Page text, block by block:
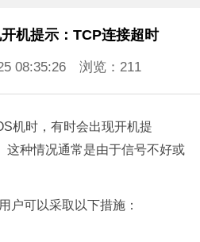
机提示：TCP连接超时
08:35:26 浏览： 211
机时，有时会出现开机提
这种情况通常是由于信号不好或
户可以采取以下措施：